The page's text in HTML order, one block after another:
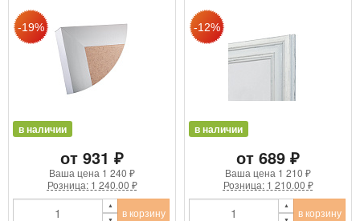
в наличии
от 931 ₽
Ваша цена 1 240 ₽
Розница: 1 240.00 ₽
в корзину
в наличии
от 689 ₽
Ваша цена 1 210 ₽
Розница: 1 210.00 ₽
в корзину